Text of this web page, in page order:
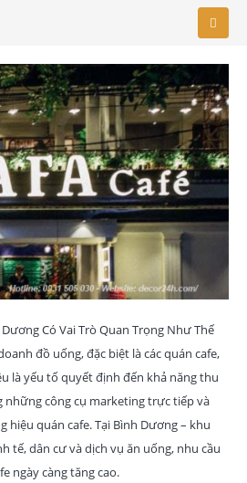
Có Vai Trò Quan Trọng Như Thế
đồ uống, đặc biệt là các quán cafe,
là yếu tố quyết định đến khả năng thu
công cụ marketing trực tiếp và
hiệu quán cafe. Tại Bình Dương – khu
tế, dân cư và dịch vụ ăn uống, nhu cầu
ngày càng tăng cao.